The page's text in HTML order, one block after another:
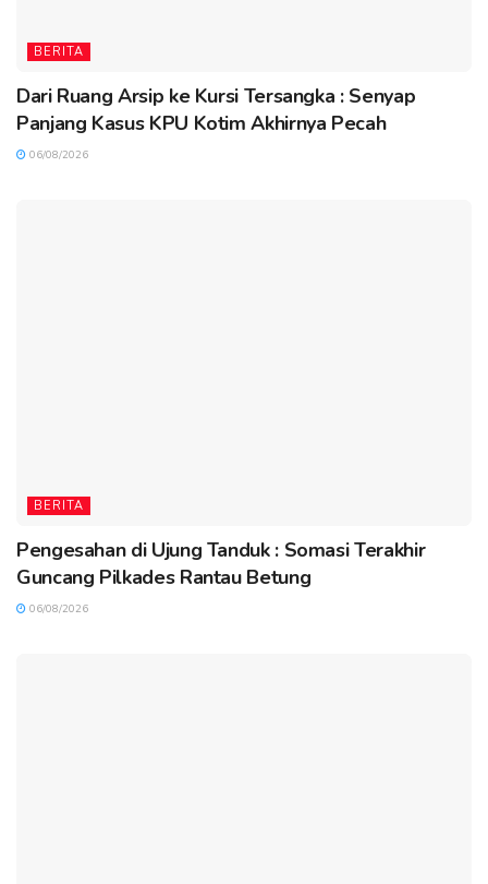
BERITA
Dari Ruang Arsip ke Kursi Tersangka : Senyap
Panjang Kasus KPU Kotim Akhirnya Pecah
06/08/2026
BERITA
Pengesahan di Ujung Tanduk : Somasi Terakhir
Guncang Pilkades Rantau Betung
06/08/2026